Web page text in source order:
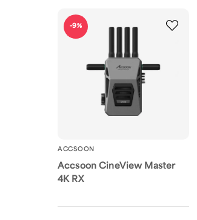
ACCSOON
Accsoon CineView Master
4K RX
-9%